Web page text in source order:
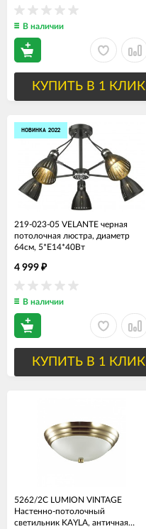
В наличии
КУПИТЬ В 1 КЛИК
НОВИНКА 2022
219-023-05 VELANTE черная
потолочная люстра, диаметр
64см, 5*Е14*40Вт
4 999 ₽
В наличии
КУПИТЬ В 1 КЛИК
5262/2С LUMION VINTAGE
Настенно-потолочный
светильник KAYLA, античная